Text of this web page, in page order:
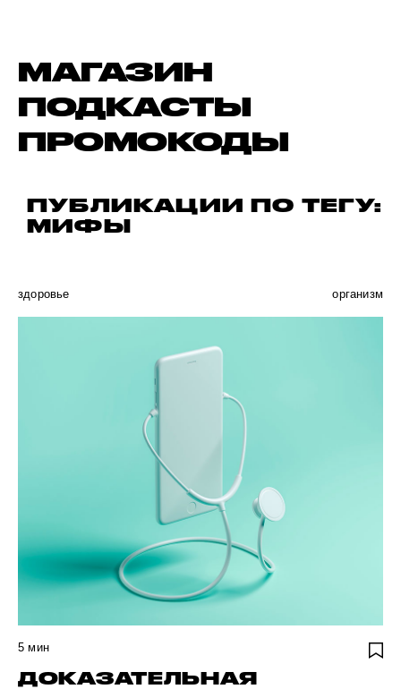
МАГАЗИН
ПОДКАСТЫ
ПРОМОКОДЫ
ПУБЛИКАЦИИ ПО ТЕГУ:
МИФЫ
здоровье организм
5 мин
ДОКАЗАТЕЛЬНАЯ